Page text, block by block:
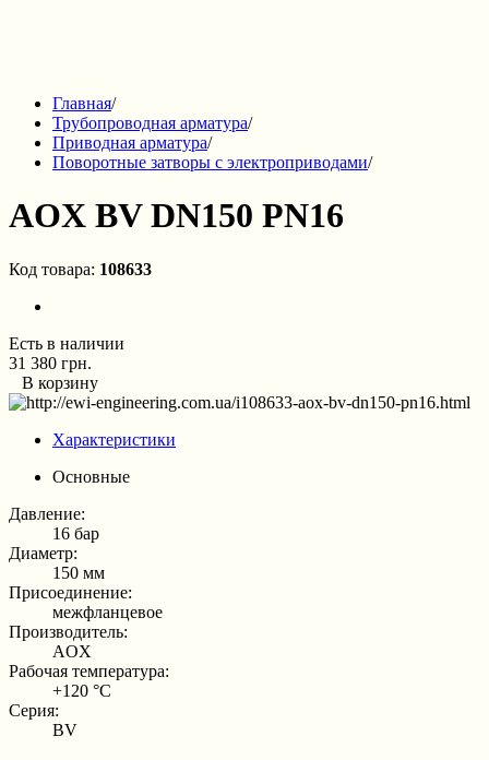
Главная/
Трубопроводная арматура/
Приводная арматура/
Поворотные затворы с электроприводами/
AOX BV DN150 PN16
Код товара: 108633
Есть в наличии
31 380 грн.
В корзину
Характеристики
Основные
Давление:
16 бар
Диаметр:
150 мм
Присоединение:
межфланцевое
Производитель:
AOX
Рабочая температура:
+120 °С
Серия:
BV